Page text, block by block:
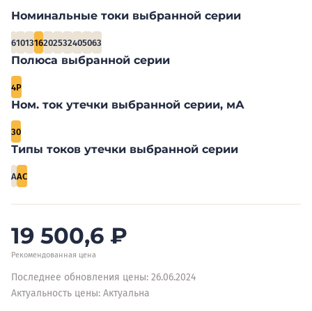
Номинальные токи выбранной серии
6101316202532405063
Полюса выбранной серии
4P
Ном. ток утечки выбранной серии, мА
30
Типы токов утечки выбранной серии
AAC
19 500,6 ₽
Рекомендованная цена
Последнее обновления цены: 26.06.2024
Актуальность цены: Актуальна